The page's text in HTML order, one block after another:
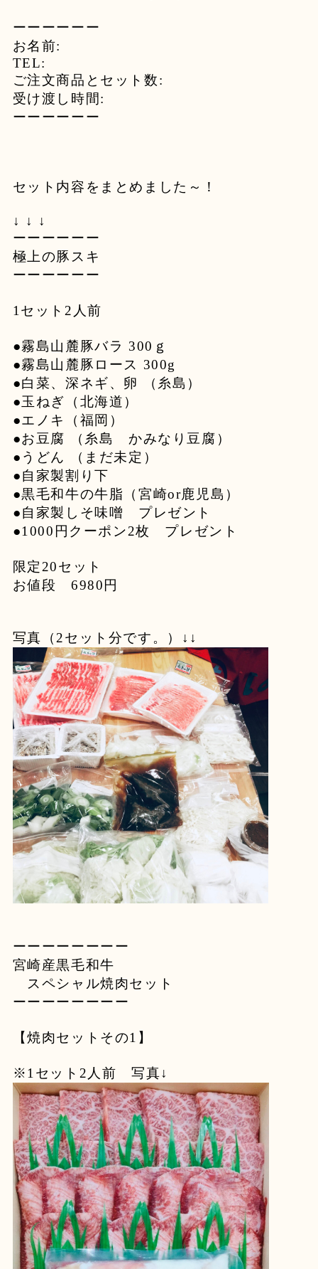
ーーーーーー
お名前:
TEL:
ご注文商品とセット数:
受け渡し時間:
ーーーーーー
セット内容をまとめました～！
↓ ↓ ↓
ーーーーーー
極上の豚スキ
ーーーーーー
1セット2人前
●霧島山麓豚バラ 300ｇ
●霧島山麓豚ロース 300g
●白菜、深ネギ、卵 （糸島）
●玉ねぎ（北海道）
●エノキ（福岡）
●お豆腐 （糸島 かみなり豆腐）
●うどん （まだ未定）
●自家製割り下
●黒毛和牛の牛脂（宮崎or鹿児島）
●自家製しそ味噌 プレゼント
●1000円クーポン2枚 プレゼント
限定20セット
お値段 6980円
写真（2セット分です。）↓↓
ーーーーーーーー
宮崎産黒毛和牛
スペシャル焼肉セット
ーーーーーーーー
【焼肉セットその1】
※1セット2人前 写真↓